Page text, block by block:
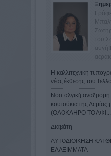
του
Η καλλιτεχνική
νέας έκθεσης του
Νοσταλγική αναδρομή:
κουτούκια της Λαμίας
(ΟΛΟΚΛΗΡΟ ΤΟ ΑΦΙ...
Διαβάτη
ΑΥΤΟΔΙΟΙΚΗΣΗ ΚΑΙ
ΕΛΛΕΙΜΜΑΤΑ